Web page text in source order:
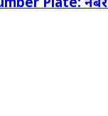
Plate: